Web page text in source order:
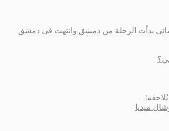
بدأت الرحلة من دمشق وانتهت في دمشق
ميديا